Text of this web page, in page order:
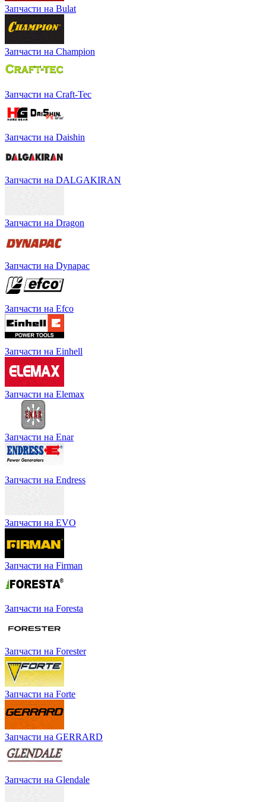
Запчасти на Bulat
Запчасти на Champion
Запчасти на Craft-Tec
Запчасти на Daishin
Запчасти на DALGAKIRAN
Запчасти на Dragon
Запчасти на Dynapac
Запчасти на Efco
Запчасти на Einhell
Запчасти на Elemax
Запчасти на Enar
Запчасти на Endress
Запчасти на EVO
Запчасти на Firman
Запчасти на Foresta
Запчасти на Forester
Запчасти на Forte
Запчасти на GERRARD
Запчасти на Glendale